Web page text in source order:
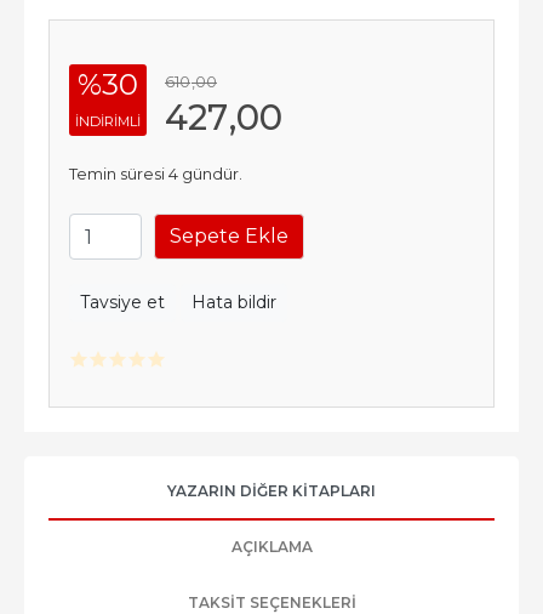
%30
INDIRIMLI
610,00
427,00
Temin süresi 4 gündür.
Sepete Ekle
Tavsiye et Hata bildir
YAZARIN DIĞER KITAPLARI
AÇIKLAMA
TAKSIT SEÇENEKLERI